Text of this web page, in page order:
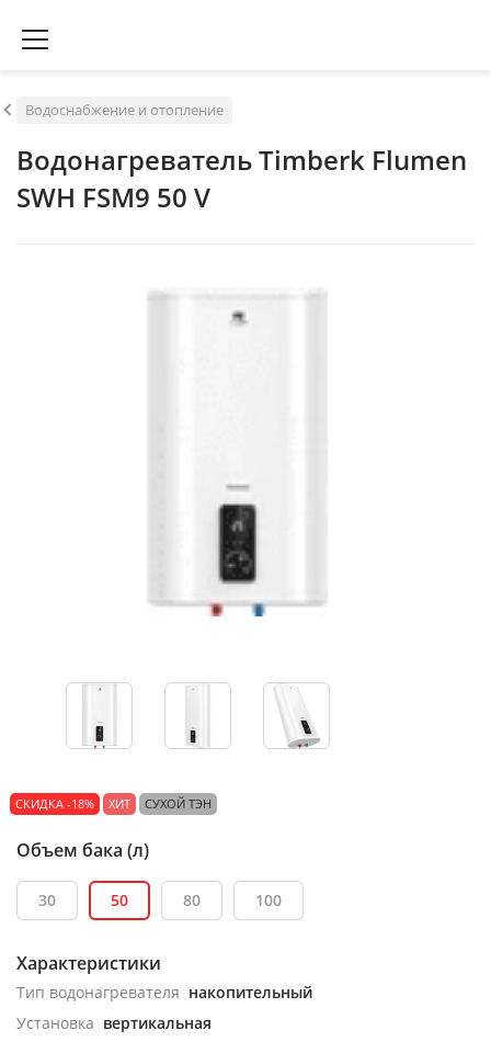
Водоснабжение и отопление
Водонагреватель Timberk Flumen
SWH FSM9 50 V
СКИДКА -18% ХИТ СУХОЙ ТЭН
Объем бака (л)
30 50 80 100
Характеристики
Тип водонагревателя накопительный
Установка вертикальная